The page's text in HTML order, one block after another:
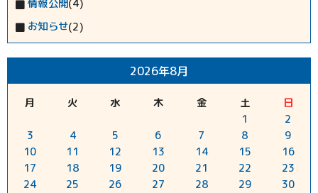
情報公開(4)
お知らせ(2)
2026年8月
月 火 水 木 金 土
日
1
2
3
4 5 6 7 8
9
10
11 12 13 14 15
16
17
18 19 20 21 22
23
24
25 26 27 28 29
30